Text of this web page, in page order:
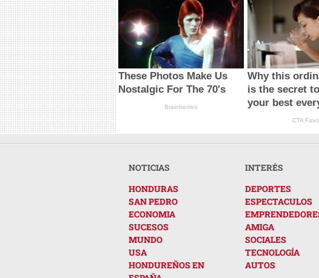
These Photos Make Us
Nostalgic For The 70's
Brainberries
Why this
is the secret
your best
CTA
NOTICIAS
HONDURAS
SAN PEDRO
ECONOMIA
SUCESOS
MUNDO
USA
HONDUREÑOS EN
INTERÉS
DEPORTES
ESPECTACULOS
AMIGA
SOCIALES
TECNOLOGÍA
AUTOS